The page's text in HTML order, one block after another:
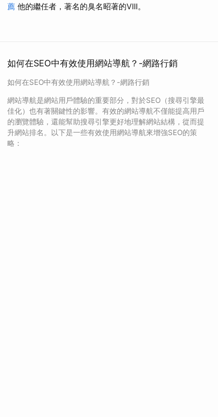
薦 他的繼任者，著名的臭名昭著的VIII。
如何在SEO中有效使用網站導航？-網路行銷
如何在SEO中有效使用網站導航？-網路行銷
網站導航是網站用戶體驗的重要部分，對於SEO（搜尋引擎最
佳化）也有著關鍵性的影響。有效的網站導航不僅能提高用戶
的瀏覽體驗，還能幫助搜尋引擎更好地理解網站結構，從而提
升網站排名。以下是一些有效使用網站導航來增強SEO的策
略：